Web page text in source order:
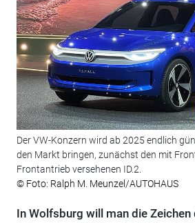
Der VW-Konzern wird ab 2025 endlich
den Markt bringen, zunächst den mit
Frontantrieb versehenen ID.2.
© Foto: Ralph M. Meunzel/AUTOHAUS
In Wolfsburg will man die